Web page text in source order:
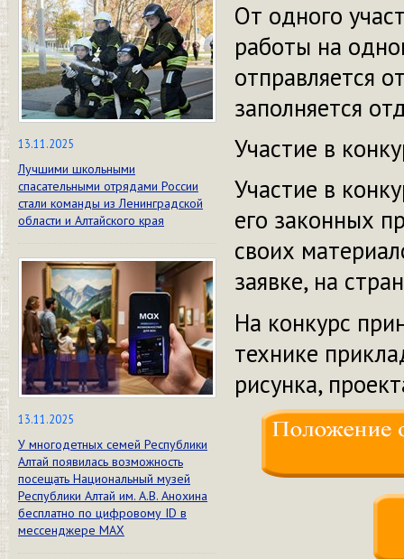
13.11.2025
Лучшими школьными
спасательными отрядами России
стали команды из Ленинградской
области и Алтайского края
13.11.2025
У многодетных семей Республики
Алтай появилась возможность
посещать Национальный музей
Республики Алтай им. А.В. Анохина
бесплатно по цифровому ID в
мессенджере МАХ
От одного
работы на
отправляется
заполняется
Участие в
Участие в
его законных
своих
заявке, на
На конкурс
технике
рисунка,